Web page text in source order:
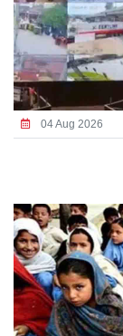
04 Aug 2026